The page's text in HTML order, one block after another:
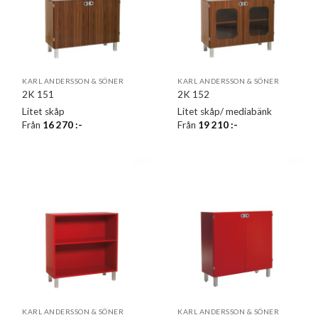
KARL ANDERSSON & SÖNER
2K 151
Litet skåp
Från 16 270:-
KARL ANDERSSON & SÖNER
2K 152
Litet skåp/ mediabänk
Från 19 210:-
KARL ANDERSSON & SÖNER KARL ANDERSSON & SÖNER